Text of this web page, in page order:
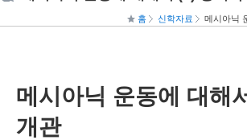
홈 신학자료 메시아닉
메시아닉 운동에 대해
개관